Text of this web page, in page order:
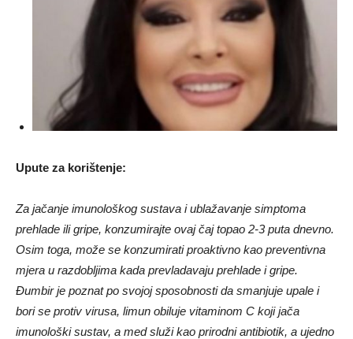
Upute za korištenje:
Za jačanje imunološkog sustava i ublažavanje simptoma
prehlade ili gripe, konzumirajte ovaj čaj topao 2-3 puta dnevno.
Osim toga, može se konzumirati proaktivno kao preventivna
mjera u razdobljima kada prevladavaju prehlade i gripe.
Đumbir je poznat po svojoj sposobnosti da smanjuje upale i
bori se protiv virusa, limun obiluje vitaminom C koji jača
imunološki sustav, a med služi kao prirodni antibiotik, a ujedno